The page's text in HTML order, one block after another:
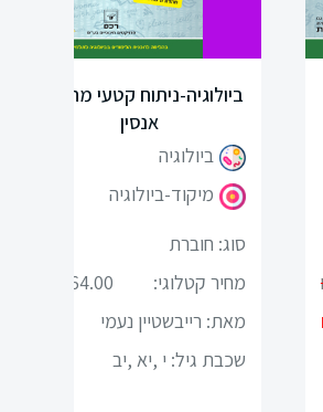
ביולוגיה-ניתוח קטעי מחקר -
אנסין
ביולוגיה
מיקוד-ביולוגיה
סוג: חוברת
מחיר קטלוגי:
64.00 ש"ח
מאת: רייבשטיין נעמי
שכבת גיל: י ,יא ,יב